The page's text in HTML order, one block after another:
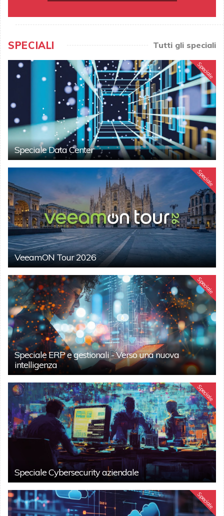
SPECIALI Tutti gli speciali
Speciale
Speciale Data Center
Speciale
VeeamON Tour 2026
Speciale
Speciale ERP e gestionali - Verso una nuova
intelligenza
Speciale
Speciale Cybersecurity aziendale
Speciale